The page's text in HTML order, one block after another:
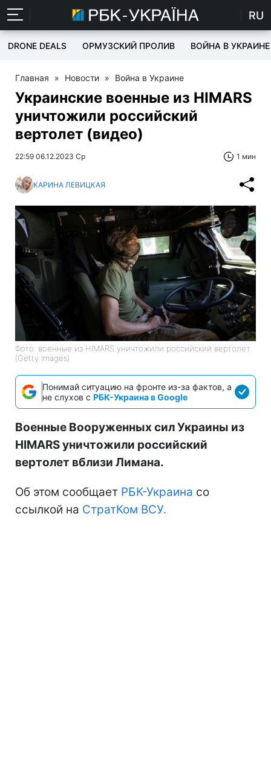
RU
DRONE DEALS ОРМУЗСКИЙ ПРОЛИВ ВОЙНА В УКРАИНЕ
Главная » Новости » Война в Украине
Украинские военные из HIMARS
уничтожили российский
вертолет (видео)
22:59 06.12.2023 Ср 1 мин
КАРИНА ЛЕВИЦКАЯ
Фото: военные из HIMARS уничтожили российский вертолет
(Getty Images)
Понимай ситуацию на фронте из-за фактов, а
не слухов с РБК-Украина в Google
Военные Вооруженных сил Украины из
HIMARS уничтожили российский
вертолет вблизи Лимана.
Об этом сообщает РБК-Украина со
ссылкой на СтратКом ВСУ.